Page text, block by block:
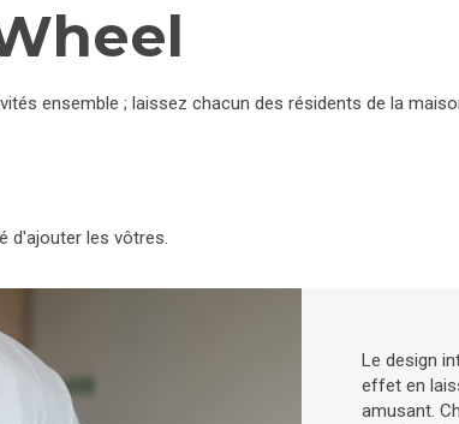
ensemble ; laissez chacun des résidents de la
d'ajouter les vôtres.
Le design
effet en
amusant.